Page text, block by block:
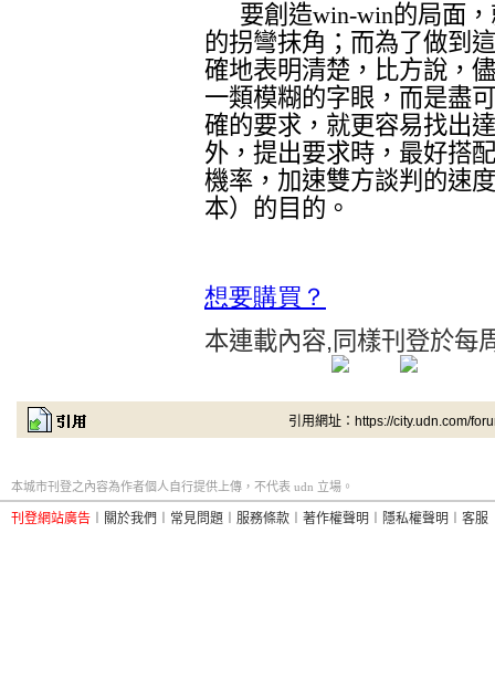
要創造win-win的局面
的拐彎抹角；而為了做到
確地表明清楚，比方說，
一類模糊的字眼，而是盡
確的要求，就更容易找出
外，提出要求時，最好搭
機率，加速雙方談判的速
本）的目的。
想要購買 ？
本連載內容,同樣刊登於每
引用網址：https://city.udn.com/
本城市刊登之內容為作者個人自行提供上傳，不代表 udn 立場。
刊登網站廣告 關於我們 常見問題 服務條款 著作權聲明 隱私權聲明 客服